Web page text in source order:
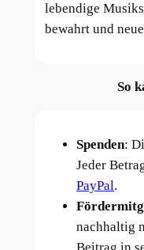
lebendige
bewahrt und
So
Spenden:
Jeder
PayPal.
nachhaltig